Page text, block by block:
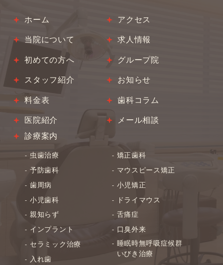
ホーム
当院について
初めての方へ
スタッフ紹介
料金表
医院紹介
アクセス
求人情報
グループ院
お知らせ
歯科コラム
メール相談
診療案内
虫歯治療
予防歯科
歯周病
小児歯科
親知らず
インプラント
セラミック治療
入れ歯
矯正歯科
マウスピース矯正
小児矯正
ドライマウス
舌痛症
口臭外来
睡眠時無呼吸症候群
いびき治療